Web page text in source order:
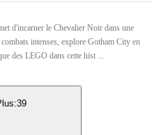
d'incarner le Chevalier Noir dans une
intenses, explore Gotham City en
des LEGO dans cette hist ...
39